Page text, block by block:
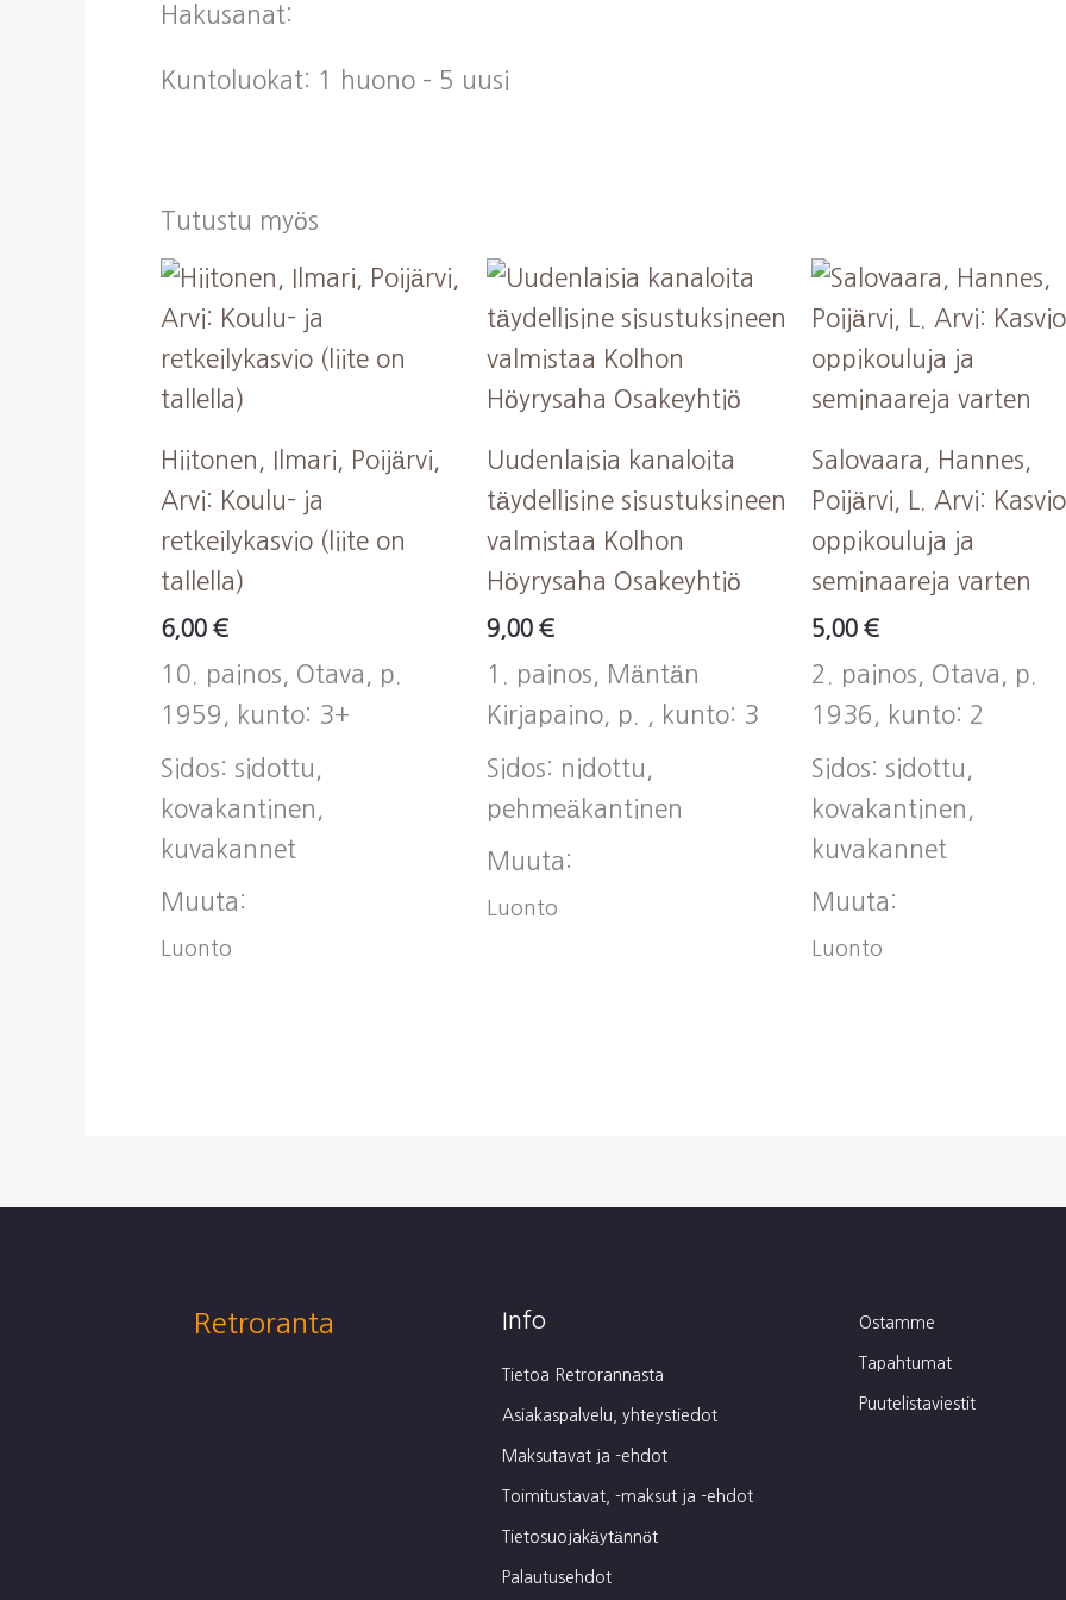
Hakusanat:
Kuntoluokat: 1 huono – 5 uusi
Tutustu myös
Hiitonen, Ilmari, Poijärvi,
Arvi: Koulu- ja
retkeilykasvio (liite on
tallella)
6,00 €
10. painos, Otava, p.
1959, kunto: 3+
Sidos: sidottu,
kovakantinen,
kuvakannet
Muuta:
Luonto
Uudenlaisia kanaloita
täydellisine sisustuksineen
valmistaa Kolhon
Höyrysaha Osakeyhtiö
9,00 €
1. painos, Mäntän
Kirjapaino, p. , kunto: 3
Sidos: nidottu,
pehmeäkantinen
Muuta:
Luonto
Salovaara, Hannes,
Poijärvi, L. Arvi:
oppikouluja ja
seminaareja varten
5,00 €
2. painos, Otava, p.
1936, kunto: 2
Sidos: sidottu,
kovakantinen,
kuvakannet
Muuta:
Luonto
Retroranta Info
Tietoa Retrorannasta
Asiakaspalvelu, yhteystiedot
Maksutavat ja -ehdot
Toimitustavat, -maksut ja -ehdot
Tietosuojakäytännöt
Palautusehdot
Ostamme
Tapahtumat
Puutelistaviestit